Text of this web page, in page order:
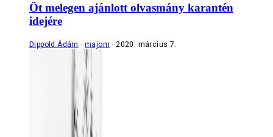
Öt melegen ajánlott olvasmány karantén
idejére
Dippold Ádám majom 2020. március 7.